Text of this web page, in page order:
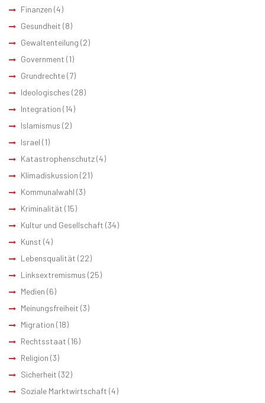
Finanzen (4)
Gesundheit (8)
Gewaltenteilung (2)
Government (1)
Grundrechte(7)
Ideologisches (28)
Integration (14)
Islamismus (2)
Israel (1)
Katastrophenschutz(4)
Klimadiskussion (21)
Kommunalwahl (3)
Kriminalität (15)
Kultur und Gesellschaft (34)
Kunst (4)
Lebensqualität (22)
Linksextremismus (25)
Medien (6)
Meinungsfreiheit (3)
Migration (18)
Rechtsstaat (16)
Religion (3)
Sicherheit (32)
Soziale Marktwirtschaft (4)